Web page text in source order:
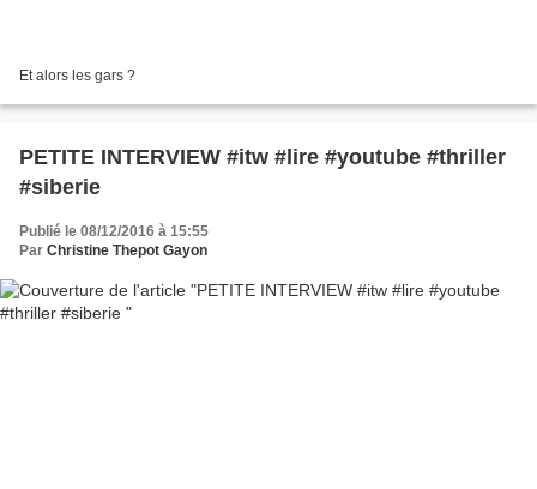
Et alors les gars ?
PETITE INTERVIEW #itw #lire #youtube #thriller
#siberie
Publié le 08/12/2016 à 15:55
Par Christine Thepot Gayon